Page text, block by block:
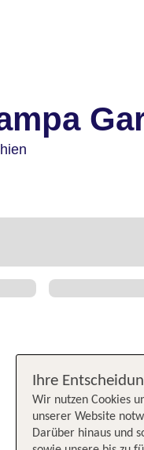
Ihre
Wir nutzen Cookies
unserer Website
Darüber hinaus und